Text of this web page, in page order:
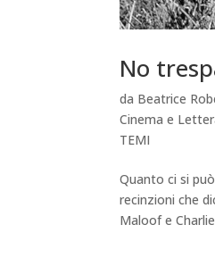
No
da Beatrice
Cinema e
TEMI
Quanto ci si
recinzioni che
Maloof e